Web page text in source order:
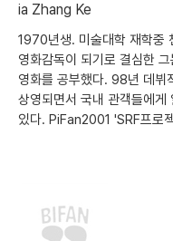
ia Zhang Ke
1970년생. 미술대학 재학중
영화감독이 되기로 결심한
영화를 공부했다. 98년 데뷔
상영되면서 국내 관객들에
있다. PiFan2001 'SRF프로